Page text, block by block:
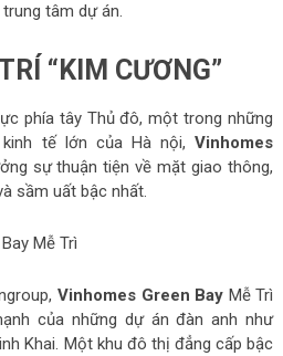
tâm dự án.
“KIM CƯƠNG”
phía tây Thủ đô, một trong những
kinh tế lớn của Hà nội,Vinhomes
sự thuận tiện về mặt giao thông,
sầm uất bậc nhất.
Vinhomes Green Bay Mễ Trì
của những dự án đàn anh như
Khai. Một khu đô thị đẳng cấp bậc